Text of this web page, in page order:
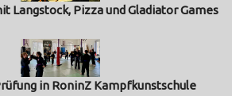
Langstock, Pizza und Gladiator Games
in RoninZ Kampfkunstschule